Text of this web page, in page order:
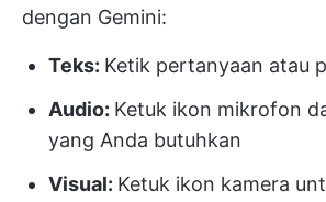
dengan Gemini:
Teks: Ketik pertanyaan atau
Audio: Ketuk ikon mikrofon
yang Anda butuhkan
Visual: Ketuk ikon kamera